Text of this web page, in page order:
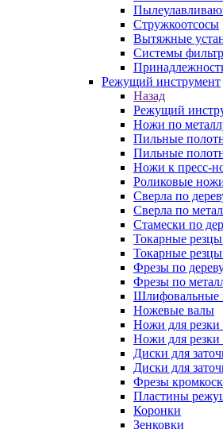
Стружкоотсосы
Вытяжные
Системы
Режущий инструмент
Назад
Режущий
Ножи по
Пильные
Пильные
Ножи к пресс-
Роликовые
Сверла по
Сверла по
Стамески по
Токарные
Токарные
Фрезы по
Фрезы по
Шлифовальные
Ножевые валы
Ножи для резки
Ножи для резки
Диски для
Диски для
Фрезы
Пластины
Коронки
Зенковки